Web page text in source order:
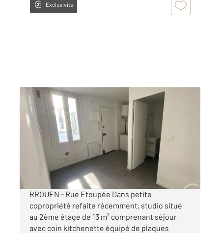
Exclusivité
ROUEN 76
13 m
, 1 pièce
Ref : 34196
Appartement Studio à louer
352 €
par mois charges comprises
RROUEN - Rue Etoupée Dans petite
copropriété refaite récemment, studio situé
au 2ème étage de 13 m² comprenant séjour
avec coin kitchenette équipé de plaques